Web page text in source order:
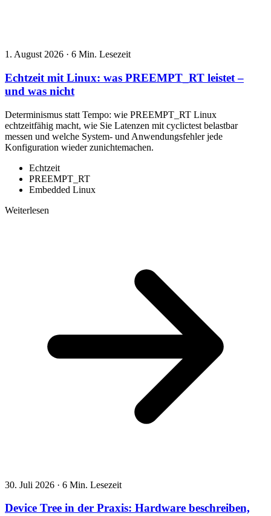
1. August 2026 · 6 Min. Lesezeit
Echtzeit mit Linux: was PREEMPT_RT leistet –
und was nicht
Determinismus statt Tempo: wie PREEMPT_RT Linux
echtzeitfähig macht, wie Sie Latenzen mit cyclictest belastbar
messen und welche System- und Anwendungsfehler jede
Konfiguration wieder zunichtemachen.
Echtzeit
PREEMPT_RT
Embedded Linux
Weiterlesen
30. Juli 2026 · 6 Min. Lesezeit
Device Tree in der Praxis: Hardware beschreiben,